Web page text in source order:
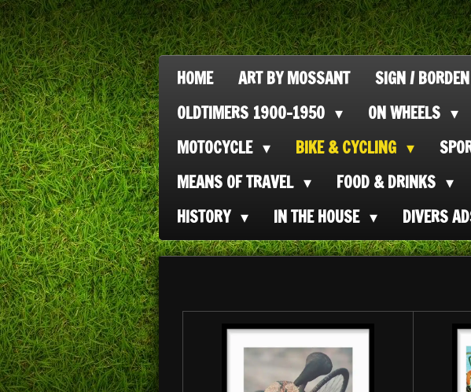
Ga
direct
naar
de
hoofdinhoud
HOME ART BY MOSSANT SIGN / BORDEN
OLDTIMERS 1900-1950
ON WHEELS
MOTOCYCLE
BIKE & CYCLING
MEANS OF TRAVEL
FOOD & DRINKS
HISTORY
IN THE HOUSE DIVERS